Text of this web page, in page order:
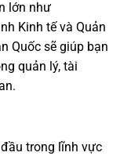
lớn như
Kinh tế và Quản
Quốc sẽ giúp bạn
quản lý, tài
trong lĩnh vực